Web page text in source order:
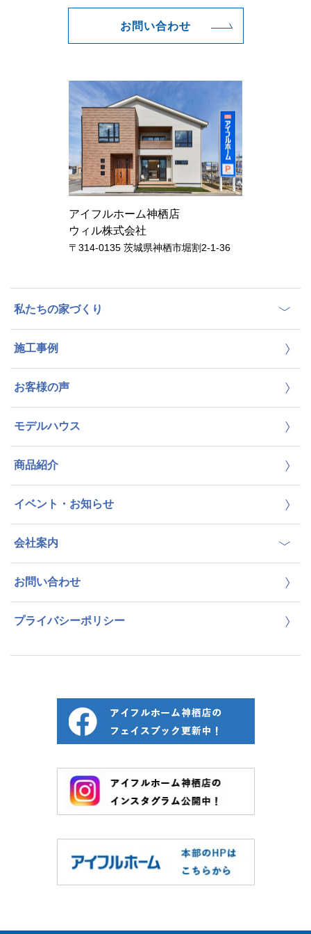
お問い合わせ
アイフルホーム神栖店
ウィル株式会社
〒314-0135 茨城県神栖市堀割2-1-36
私たちの家づくり
施工事例
お客様の声
モデルハウス
商品紹介
イベント・お知らせ
会社案内
お問い合わせ
プライバシーポリシー